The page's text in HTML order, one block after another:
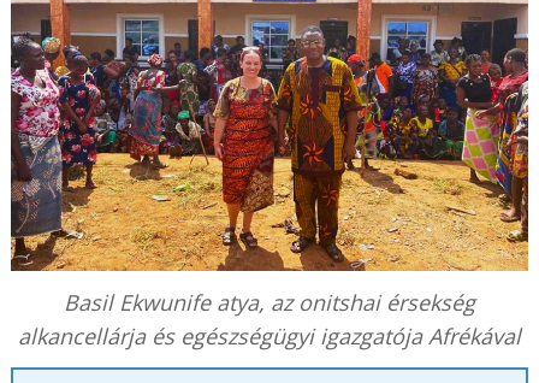
Basil Ekwunife atya, az onitshai érsekség
alkancellárja és egészségügyi igazgatója Afrékával